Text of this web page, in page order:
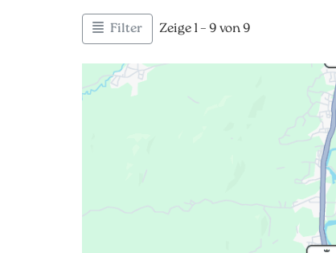
Filter Zeige 1 – 9 von 9